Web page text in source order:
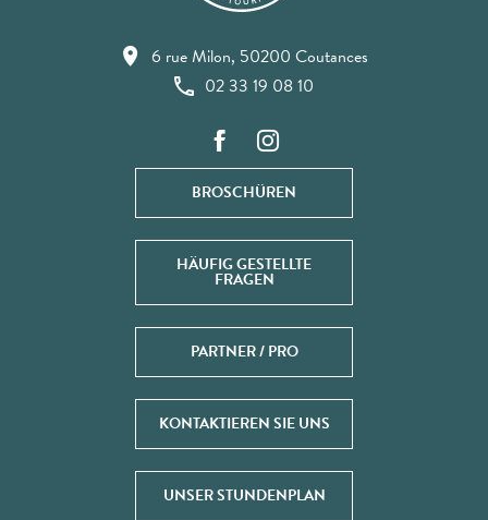
6 rue Milon, 50200 Coutances
02 33 19 08 10
BROSCHÜREN
HÄUFIG GESTELLTE
FRAGEN
PARTNER / PRO
KONTAKTIEREN SIE UNS
UNSER STUNDENPLAN